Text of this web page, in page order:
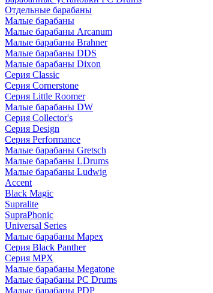
Отдельные барабаны
Малые барабаны
Малые барабаны Arcanum
Малые барабаны Brahner
Малые барабаны DDS
Малые барабаны Dixon
Серия Classic
Серия Cornerstone
Серия Little Roomer
Малые барабаны DW
Серия Collector's
Серия Design
Серия Performance
Малые барабаны Gretsch
Малые барабаны LDrums
Малые барабаны Ludwig
Accent
Black Magic
Supralite
SupraPhonic
Universal Series
Малые барабаны Mapex
Серия Black Panther
Серия MPX
Малые барабаны Megatone
Малые барабаны PC Drums
Малые барабаны PDP